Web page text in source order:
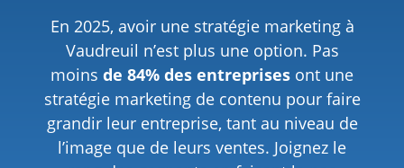
En 2025, avoir une stratégie marketing à
Vaudreuil n’est plus une option. Pas
moins de 84% des entreprises ont une
stratégie marketing de contenu pour faire
grandir leur entreprise, tant au niveau de
l’image que de leurs ventes. Joignez le